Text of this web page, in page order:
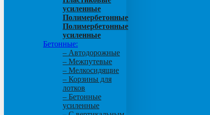
усиленные
Полимербетонные
Полимербетонные
усиленные
Бетонные:
– Автодорожные
– Межпутевые
– Мелкосидящие
– Корзины для
лотков
– Бетонные
усиленные